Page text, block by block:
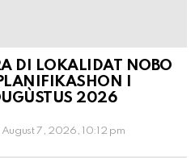
DI LOKALIDAT NOBO
I
2026
August 7, 2026, 10:12 pm